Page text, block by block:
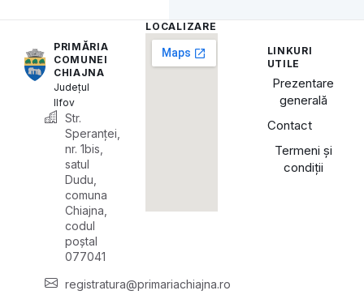
PRIMĂRIA
COMUNEI
CHIAJNA
Județul
Ilfov
Str.
Speranței,
nr. 1bis,
satul
Dudu,
comuna
Chiajna,
codul
poștal
077041
registratura@primariachiajna.ro
LOCALIZARE
LINKURI
UTILE
Prezentare
generală
Contact
Termeni și
condiții